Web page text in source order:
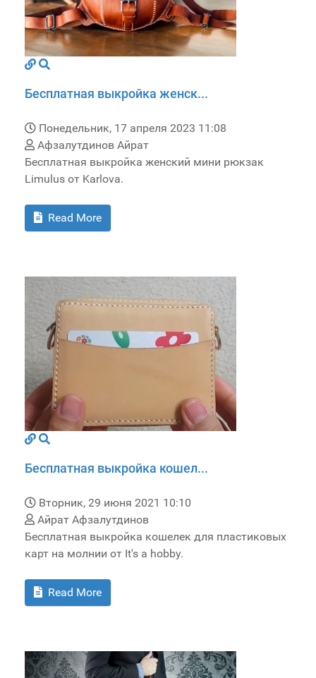
Бесплатная выкройка женск...
Понедельник, 17 апреля 2023 11:08
Афзалутдинов Айрат
Бесплатная выкройка женский мини рюкзак
Limulus от Karlova.
Read More
Бесплатная выкройка кошел...
Вторник, 29 июня 2021 10:10
Айрат Афзалутдинов
Бесплатная выкройка кошелек для пластиковых
карт на молнии от It's a hobby.
Read More